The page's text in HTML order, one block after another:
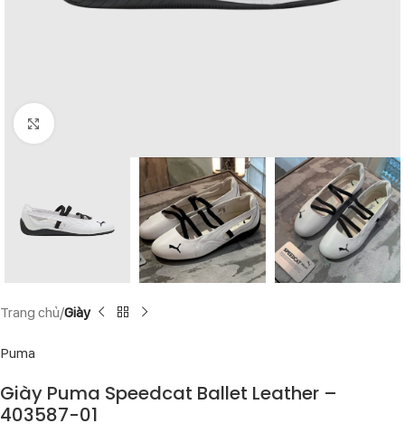
Click to enlarge
Trang chủ Giày
Puma
Giày Puma Speedcat Ballet Leather –
403587-01